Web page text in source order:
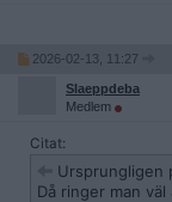
2026-02-13, 11:27
Slaeppdeba
Medlem
Citat:
Ursprungligen
Då ringer man